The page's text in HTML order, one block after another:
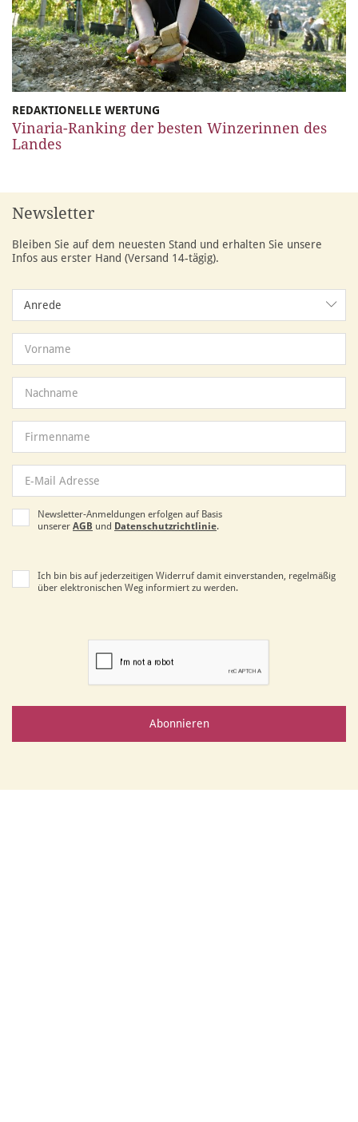
REDAKTIONELLE WERTUNG
Vinaria-Ranking der besten Winzerinnen des
Landes
Newsletter
Bleiben Sie auf dem neuesten Stand und erhalten Sie unsere
Infos aus erster Hand (Versand 14-tägig).
Anrede
Newsletter-Anmeldungen erfolgen auf Basis
unserer AGB und Datenschutzrichtlinie.
Ich bin bis auf jederzeitigen Widerruf damit einverstanden, regelmäßig
über elektronischen Weg informiert zu werden.
Abonnieren